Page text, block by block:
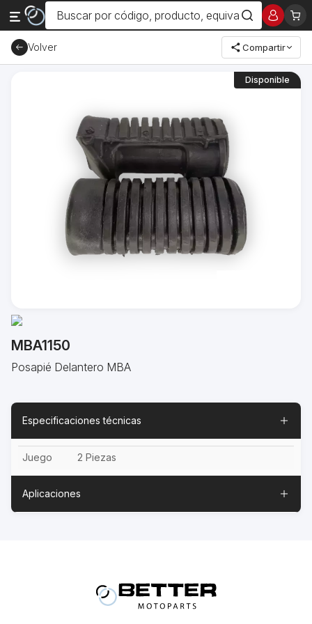
Volver Compartir
Disponible
MBA1150
Posapié Delantero MBA
Especificaciones técnicas
Juego 2 Piezas
Aplicaciones